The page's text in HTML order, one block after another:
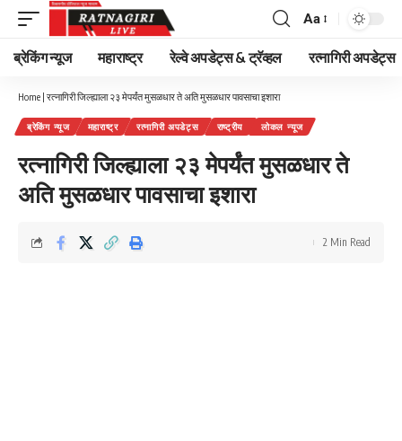
Font
Resizer
Aa
ब्रेकिंग न्यूज महाराष्ट्र रेल्वे अपडेट्स & ट्रॅव्हल रत्नागिरी अपडेट्स
Home | रत्नागिरी जिल्ह्याला २३ मेपर्यंत मुसळधार ते अति मुसळधार पावसाचा इशारा
ब्रेकिंग न्यूज महाराष्ट्र रत्नागिरी अपडेट्स राष्ट्रीय लोकल न्यूज
रत्नागिरी जिल्ह्याला २३ मेपर्यंत मुसळधार ते
अति मुसळधार पावसाचा इशारा
2 Min Read